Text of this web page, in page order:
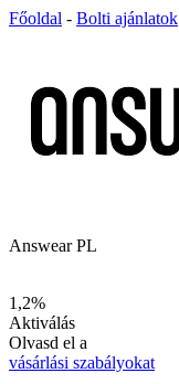
Főoldal - Bolti ajánlatok
Answear PL
1,2%
Aktiválás
Olvasd el a
vásárlási szabályokat